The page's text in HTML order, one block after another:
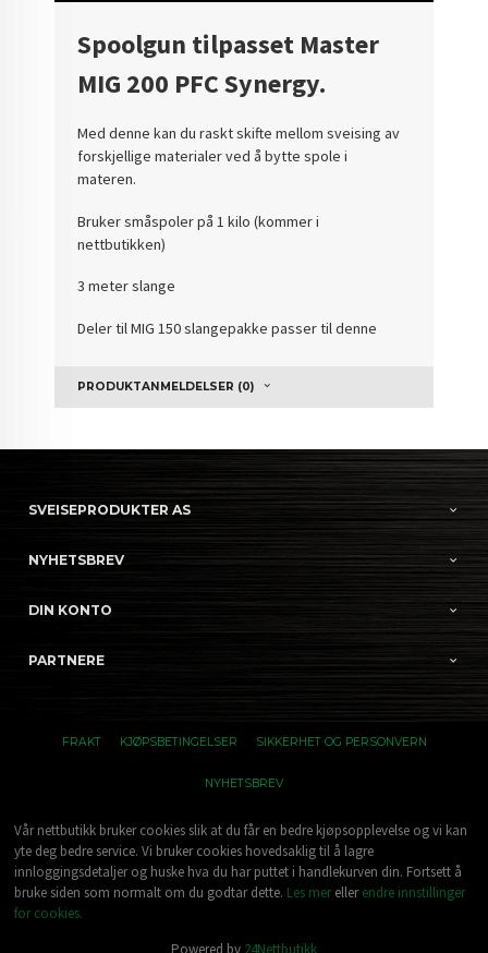
Spoolgun tilpasset Master
MIG 200 PFC Synergy.
Med denne kan du raskt skifte mellom sveising av
forskjellige materialer ved å bytte spole i
materen.
Bruker småspoler på 1 kilo (kommer i
nettbutikken)
3 meter slange
Deler til MIG 150 slangepakke passer til denne
PRODUKTANMELDELSER (0)
SVEISEPRODUKTER AS
NYHETSBREV
DIN KONTO
PARTNERE
FRAKT KJØPSBETINGELSER SIKKERHET OG PERSONVERN
NYHETSBREV
Vår nettbutikk bruker cookies slik at du får en bedre kjøpsopplevelse og vi kan
yte deg bedre service. Vi bruker cookies hovedsaklig til å lagre
innloggingsdetaljer og huske hva du har puttet i handlekurven din. Fortsett å
bruke siden som normalt om du godtar dette. Les merellerendre innstillinger
for cookies.
Powered by 24Nettbutikk